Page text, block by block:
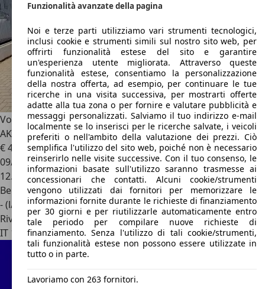
Volkswagen Golf R2.0 TSI R DSG 4Motion Black Edition
AKRA TETTO DCC
€ 45.990
09/2025
12.000 km
Benzina
- (l/100 km)
Rivenditore
IT 17100Savona
Funzionalità avanzate della pagina
Noi e terze parti utilizziamo vari strumenti tecnologici,
inclusi cookie e strumenti simili sul nostro sito web, per
offrirti funzionalità estese del sito e garantire
un'esperienza utente migliorata. Attraverso queste
funzionalità estese, consentiamo la personalizzazione
della nostra offerta, ad esempio, per continuare le tue
ricerche in una visita successiva, per mostrarti offerte
adatte alla tua zona o per fornire e valutare pubblicità e
messaggi personalizzati. Salviamo il tuo indirizzo e-mail
localmente se lo inserisci per le ricerche salvate, i veicoli
preferiti o nell'ambito della valutazione dei prezzi. Ciò
semplifica l'utilizzo del sito web, poiché non è necessario
reinserirlo nelle visite successive. Con il tuo consenso, le
informazioni basate sull'utilizzo saranno trasmesse ai
concessionari che contatti. Alcuni cookie/strumenti
vengono utilizzati dai fornitori per memorizzare le
informazioni fornite durante le richieste di finanziamento
per 30 giorni e per riutilizzarle automaticamente entro
tale periodo per compilare nuove richieste di
finanziamento. Senza l'utilizzo di tali cookie/strumenti,
tali funzionalità estese non possono essere utilizzate in
tutto o in parte.
Lavoriamo con 263 fornitori.